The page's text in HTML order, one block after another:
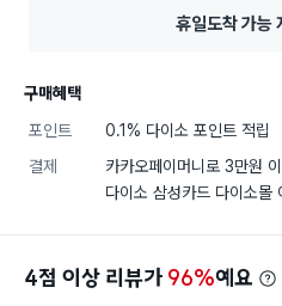
휴일도착 가능
구매혜택
포인트
0.1% 다이소 포인트 적립
결제
카카오페이머니로 3만원
다이소 삼성카드 다이소몰
4점 이상 리뷰가 96%예요